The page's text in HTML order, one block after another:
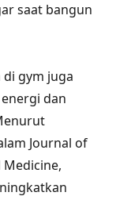
saat bangun
gym juga
dan
Journal of